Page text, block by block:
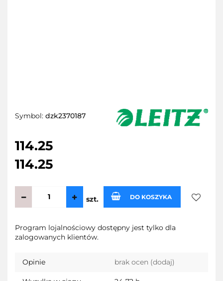
Symbol: dzk2370187
114.25
114.25
szt. DO KOSZYKA
Program lojalnościowy dostępny jest tylko dla
zalogowanych klientów.
Opinie brak ocen (dodaj)